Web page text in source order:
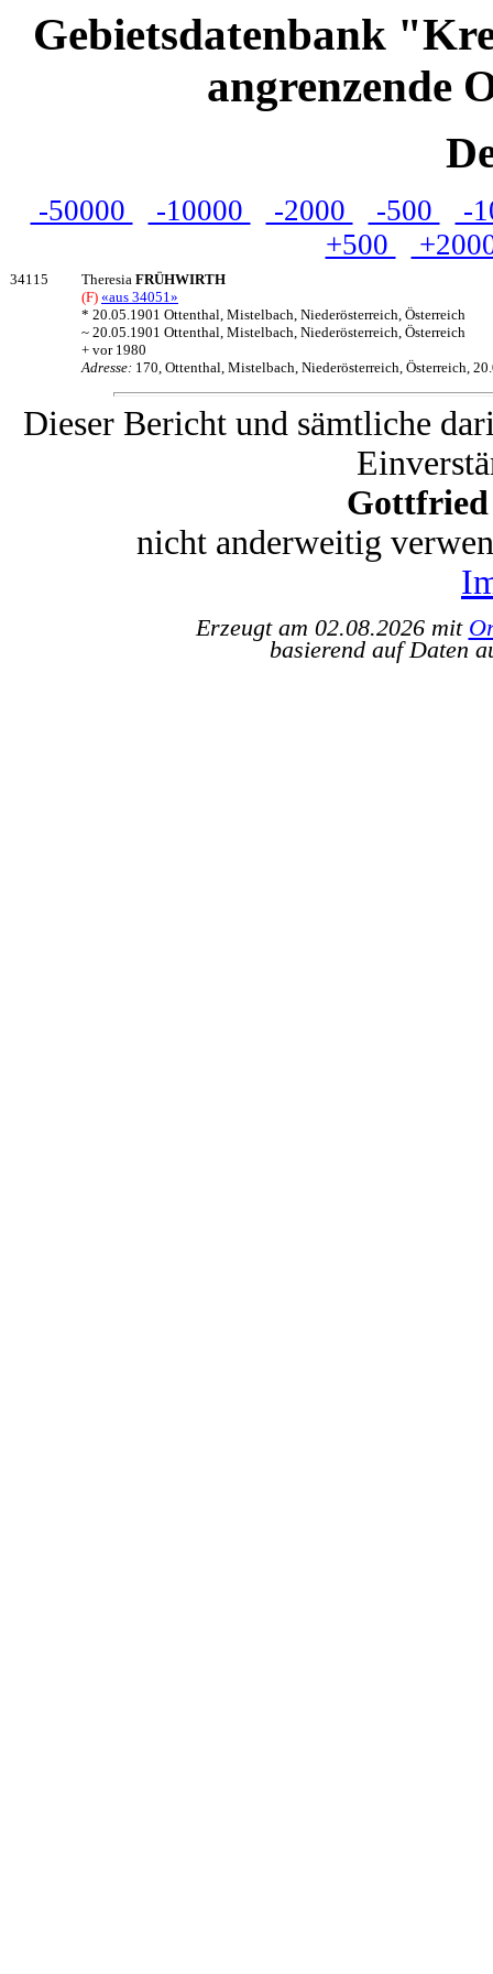
Gebietsdatenbank
angrenzende
-50000 -10000 -2000 -500
-
+500
34115 Theresia FRÜHWIRTH
(F) «aus 34051»
* 20.05.1901 Ottenthal, Mistelbach, Niederösterreich, Österreich
~ 20.05.1901 Ottenthal, Mistelbach, Niederösterreich, Österreich
+ vor 1980
Adresse: 170, Ottenthal, Mistelbach, Niederösterreich, Österreich,
Dieser Bericht und sämtliche
Gottfried
nicht anderweitig
Erzeugt am 02.08.2026 mit
basierend auf Daten